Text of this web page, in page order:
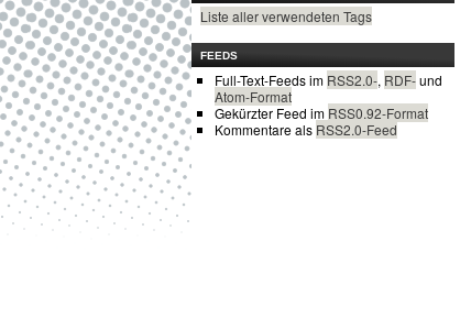
Liste aller verwendeten Tags
FEEDS
Full-Text-Feeds im RSS2.0-, RDF-und
Atom-Format
Gekürzter Feed im RSS0.92-Format
Kommentare als RSS2.0-Feed